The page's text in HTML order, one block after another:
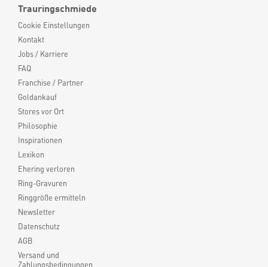
Trauringschmiede
Cookie Einstellungen
Kontakt
Jobs / Karriere
FAQ
Franchise / Partner
Goldankauf
Stores vor Ort
Philosophie
Inspirationen
Lexikon
Ehering verloren
Ring-Gravuren
Ringgröße ermitteln
Newsletter
Datenschutz
AGB
Versand und
Zahlungsbedingungen